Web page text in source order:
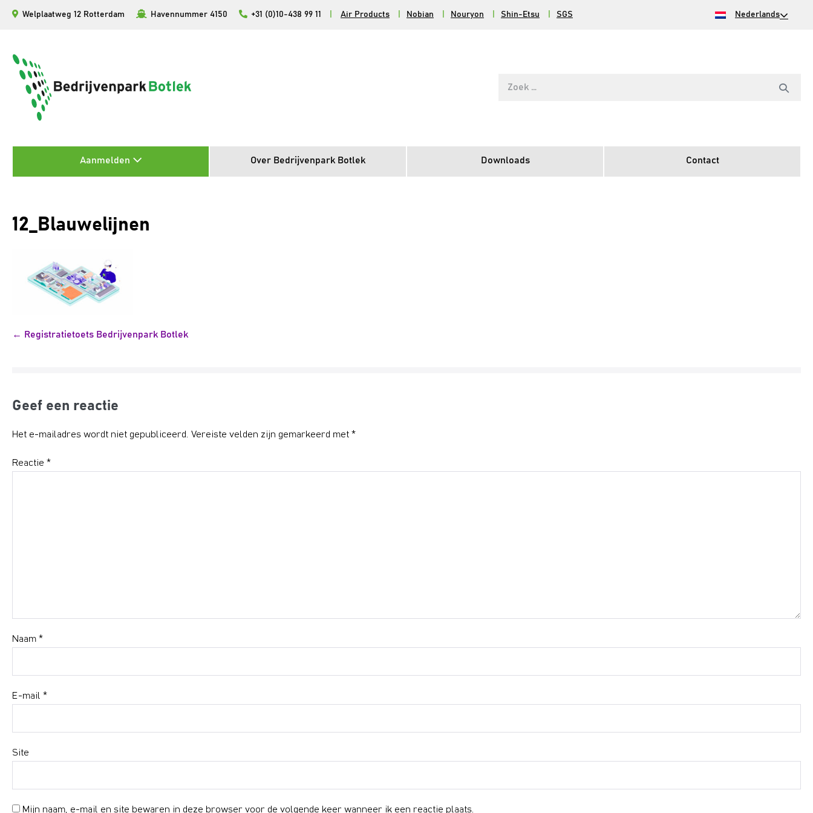
inhoud
Welplaatweg 12 Rotterdam Havennummer 4150 +31 (0)10-438 99 11 Air Products Nobian Nouryon Shin-Etsu SGS Nederlands
Aanmelden Over Bedrijvenpark Botlek Downloads Contact
12_Blauwelijnen
Bericht
← Registratietoets Bedrijvenpark Botlek
Geef een reactie
Het e-mailadres wordt niet gepubliceerd. Vereiste velden zijn gemarkeerd met *
Reactie *
Naam *
E-mail *
Site
Mijn naam, e-mail en site bewaren in deze browser voor de volgende keer wanneer ik een reactie plaats.